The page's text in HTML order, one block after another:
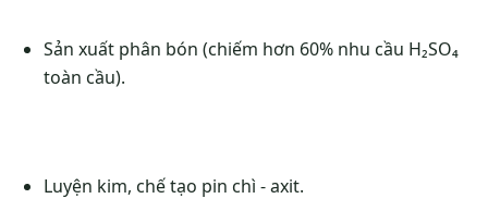
Sản xuất phân bón (chiếm hơn 60% nhu cầu H₂SO₄
toàn cầu).
Luyện kim, chế tạo pin chì - axit.